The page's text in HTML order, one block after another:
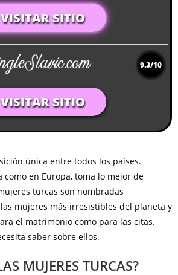
VISITAR SITIO
9.3/10
VISITAR SITIO
única entre todos los países.
como en Europa, toma lo mejor de
turcas son nombradas
mujeres más irresistibles del planeta y
el matrimonio como para las citas.
saber sobre ellos.
MUJERES TURCAS?